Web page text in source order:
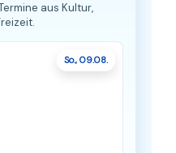
aus Kultur,
So., 09.08.